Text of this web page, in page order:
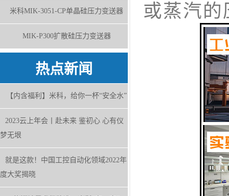
米科MIK-3051-CP单晶硅压力变送器
MIK-P300扩散硅压力变送器
热点新闻
【内含福利】米科，给你一杯“安全水”
2023云上年会丨赴未来 鉴初心 心有仪
梦无垠
就是这款！中国工控自动化领域2022年
度大奖揭晓
或蒸汽的